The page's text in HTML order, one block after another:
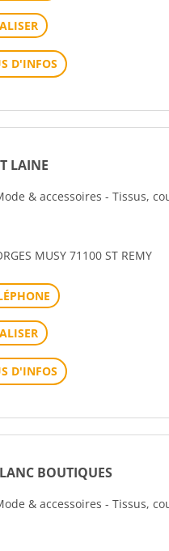
D'INFOS
LAINE
& accessoires - Tissus,
MUSY 71100 ST REMY
D'INFOS
BOUTIQUES
& accessoires - Tissus,